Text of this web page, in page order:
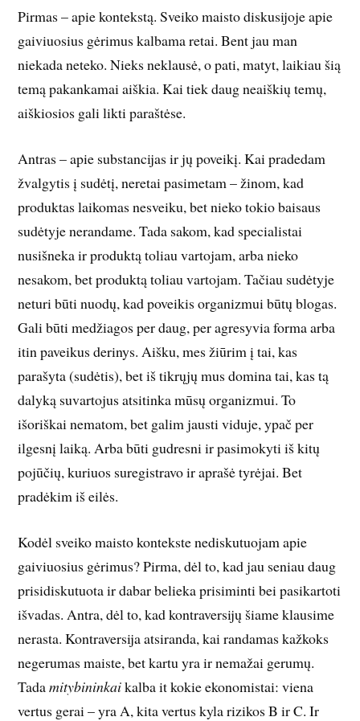
Pirmas – apie kontekstą. Sveiko maisto diskusijoje apie
gaiviuosius gėrimus kalbama retai. Bent jau man
niekada neteko. Nieks neklausė, o pati, matyt, laikiau šią
temą pakankamai aiškia. Kai tiek daug neaiškių temų,
aiškiosios gali likti paraštėse.
Antras – apie substancijas ir jų poveikį. Kai pradedam
žvalgytis į sudėtį, neretai pasimetam – žinom, kad
produktas laikomas nesveiku, bet nieko tokio baisaus
sudėtyje nerandame. Tada sakom, kad specialistai
nusišneka ir produktą toliau vartojam, arba nieko
nesakom, bet produktą toliau vartojam. Tačiau sudėtyje
neturi būti nuodų, kad poveikis organizmui būtų blogas.
Gali būti medžiagos per daug, per agresyvia forma arba
itin paveikus derinys. Aišku, mes žiūrim į tai, kas
parašyta (sudėtis), bet iš tikrųjų mus domina tai, kas tą
dalyką suvartojus atsitinka mūsų organizmui. To
išoriškai nematom, bet galim jausti viduje, ypač per
ilgesnį laiką. Arba būti gudresni ir pasimokyti iš kitų
pojūčių, kuriuos suregistravo ir aprašė tyrėjai. Bet
pradėkim iš eilės.
Kodėl sveiko maisto kontekste nediskutuojam apie
gaiviuosius gėrimus? Pirma, dėl to, kad jau seniau daug
prisidiskutuota ir dabar belieka prisiminti bei pasikartoti
išvadas. Antra, dėl to, kad kontraversijų šiame klausime
nerasta. Kontraversija atsiranda, kai randamas kažkoks
negerumas maiste, bet kartu yra ir nemažai gerumų.
Tadamitybininkaikalba it kokie ekonomistai: viena
vertus gerai – yra A, kita vertus kyla rizikos B ir C. Ir